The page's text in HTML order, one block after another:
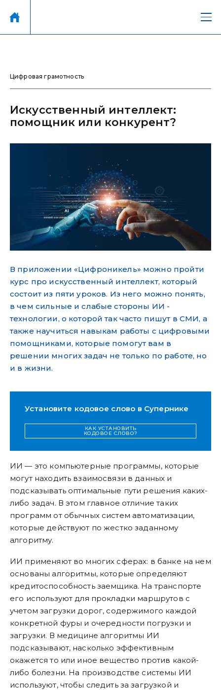
Цифровая грамотность
Искусственный интеллект:
помощник или конкурент?
В приложении «Цифроникель» можно пройти
курс про искусственный интеллект, который
состоит из пяти уроков. Из него можно понять,
в чем сильные и слабые стороны ИИ -
технологии, о которой так часто пишут в СМИ, а
также научиться навыкам работы с цифровыми
помощниками, которые помогут вам в
решении многих задач не только по работе, но
и в жизни.
Установите кодовое слово в Супернике
КАК УСТАНОВИТЬ
КОДОВОЕ СЛОВО?
ИИ — это компьютерные программы, которые
могут находить взаимосвязи в данных и
подсказывать оптимальные пути решения каких-
либо задач. В этом главное отличие таких
программ от обычных систем автоматизации,
которые действуют по жестко заданному
алгоритму.
ИИ применяют во многих сферах: в банке на нем
основаны алгоритмы, которые определяют
кредитоспособность заемщика. На транспорте
его используют для прокладки маршрутов с
учетом загрузки дорог, содержимого каждой
конкретной фуры и очередности погрузки и
загрузки. В медицине алгоритмы ИИ
подсказывают, насколько эффективным
окажется то или иное вещество против какой-
либо болезни. На производстве системы ИИ
используют, чтобы следить за загрузкой и